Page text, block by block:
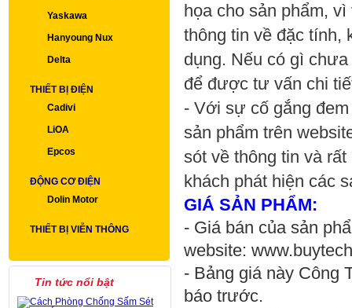
Yaskawa
Hanyoung Nux
Delta
THIẾT BỊ ĐIỆN
Cadivi
LiOA
Epcos
ĐỘNG CƠ ĐIỆN
Dolin Motor
THIẾT BỊ VIỄN THÔNG
Tin tức nổi bật
họa cho sản phẩm,
thông tin về đặc tính,
dụng. Nếu có gì
để được tư vấn chi
- Với sự cố gắng
sản phẩm trên
sót về thông tin và
khách phát hiện các
GIÁ SẢN PHẨM:
- Giá bán của sản
website:
- Bảng giá này Công
báo trước.